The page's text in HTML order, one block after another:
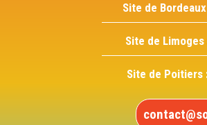
Site de
Site de Limoges
Site de Poitiers